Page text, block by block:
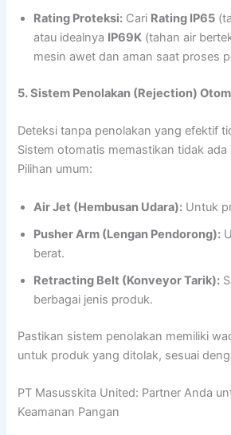
Rating Proteksi: Cari Rating IP65
atau idealnya IP69K (tahan air
mesin awet dan aman saat proses
5. Sistem Penolakan (Rejection)
Deteksi tanpa penolakan yang efektif
Sistem otomatis memastikan tidak ada
Pilihan umum:
Air Jet (Hembusan Udara): Untuk
Pusher Arm (Lengan Pendorong):
berat.
Retracting Belt (Konveyor Tarik):
berbagai jenis produk.
Pastikan sistem penolakan memiliki
untuk produk yang ditolak, sesuai
PT Masusskita United: Partner Anda
Keamanan Pangan